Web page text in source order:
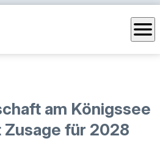
menu
am Königssee
Zusage für 2028